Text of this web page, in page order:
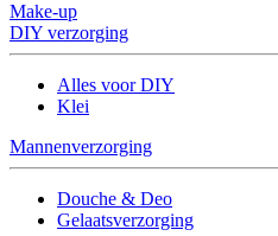
Make-up
DIY verzorging
Alles voor DIY
Klei
Mannenverzorging
Douche & Deo
Gelaatsverzorging